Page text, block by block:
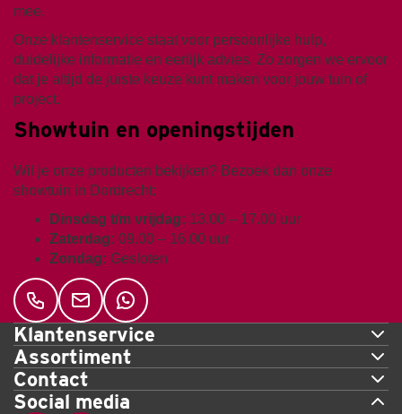
mee.
Onze klantenservice staat voor persoonlijke hulp,
duidelijke informatie en eerlijk advies. Zo zorgen we ervoor
dat je altijd de juiste keuze kunt maken voor jouw tuin of
project.
Showtuin en openingstijden
Wil je onze producten bekijken? Bezoek dan onze
showtuin in Dordrecht:
Dinsdag t/m vrijdag: 13.00 – 17.00 uur
Zaterdag: 09.00 – 16.00 uur
Zondag: Gesloten
Klantenservice
Assortiment
Contact
Social media